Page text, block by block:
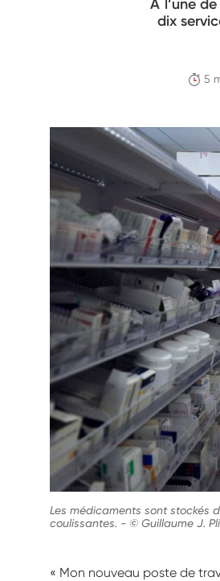
À l’une
dix
5
Les médicaments sont stockés
coulissantes. - © Guillaume J.
« Mon nouveau poste de